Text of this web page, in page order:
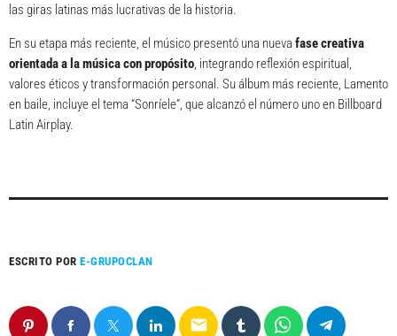
las giras latinas más lucrativas de la historia.
En su etapa más reciente, el músico presentó una nueva fase creativa
orientada a la música con propósito, integrando reflexión espiritual,
valores éticos y transformación personal. Su álbum más reciente, Lamento
en baile, incluye el tema “Sonríele”, que alcanzó el número uno en Billboard
Latin Airplay.
ESCRITO PORE-GRUPOCLAN
email